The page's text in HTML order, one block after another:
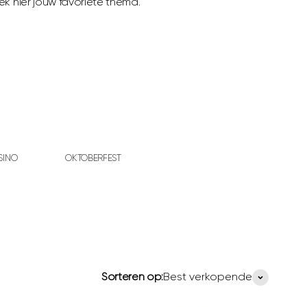
hier jouw favoriete thema.
OKTOBERFEST
Sorteren op:Best verkopende